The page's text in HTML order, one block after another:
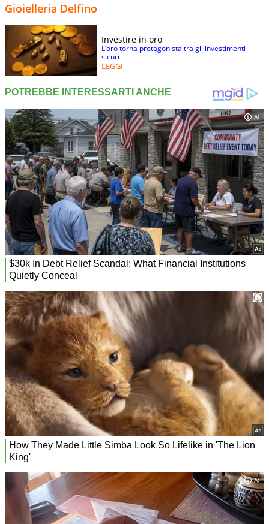
Gioielleria Delfino
Investire in oro
L’oro torna protagonista tra gli investimenti
sicuri
LEGGI